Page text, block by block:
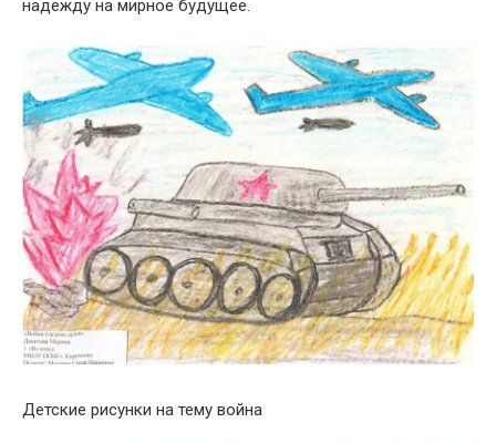
надежду на мирное будущее.
Детские рисунки на тему война